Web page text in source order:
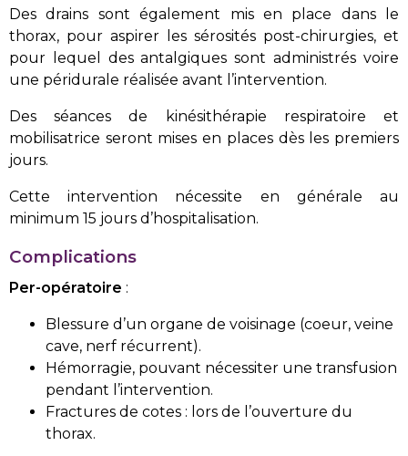
Des drains sont également mis en place dans le
thorax, pour aspirer les sérosités post-chirurgies, et
pour lequel des antalgiques sont administrés voire
une péridurale réalisée avant l’intervention.
Des séances de kinésithérapie respiratoire et
mobilisatrice seront mises en places dès les premiers
jours.
Cette intervention nécessite en générale au
minimum 15 jours d’hospitalisation.
Complications
Per-opératoire :
Blessure d’un organe de voisinage (coeur, veine
cave, nerf récurrent).
Hémorragie, pouvant nécessiter une transfusion
pendant l’intervention.
Fractures de cotes : lors de l’ouverture du
thorax.